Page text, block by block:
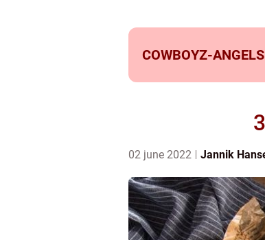
COWBOYZ-
02 june 2022 Jannik